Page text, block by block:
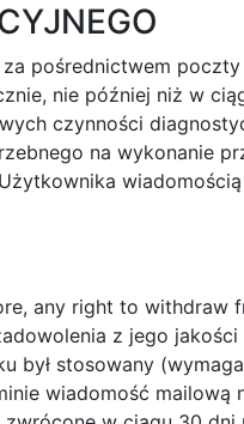
pośrednictwem
nie później niż w
czynności
na wykonanie
any right to
z jego
stosowany
wiadomość mailową